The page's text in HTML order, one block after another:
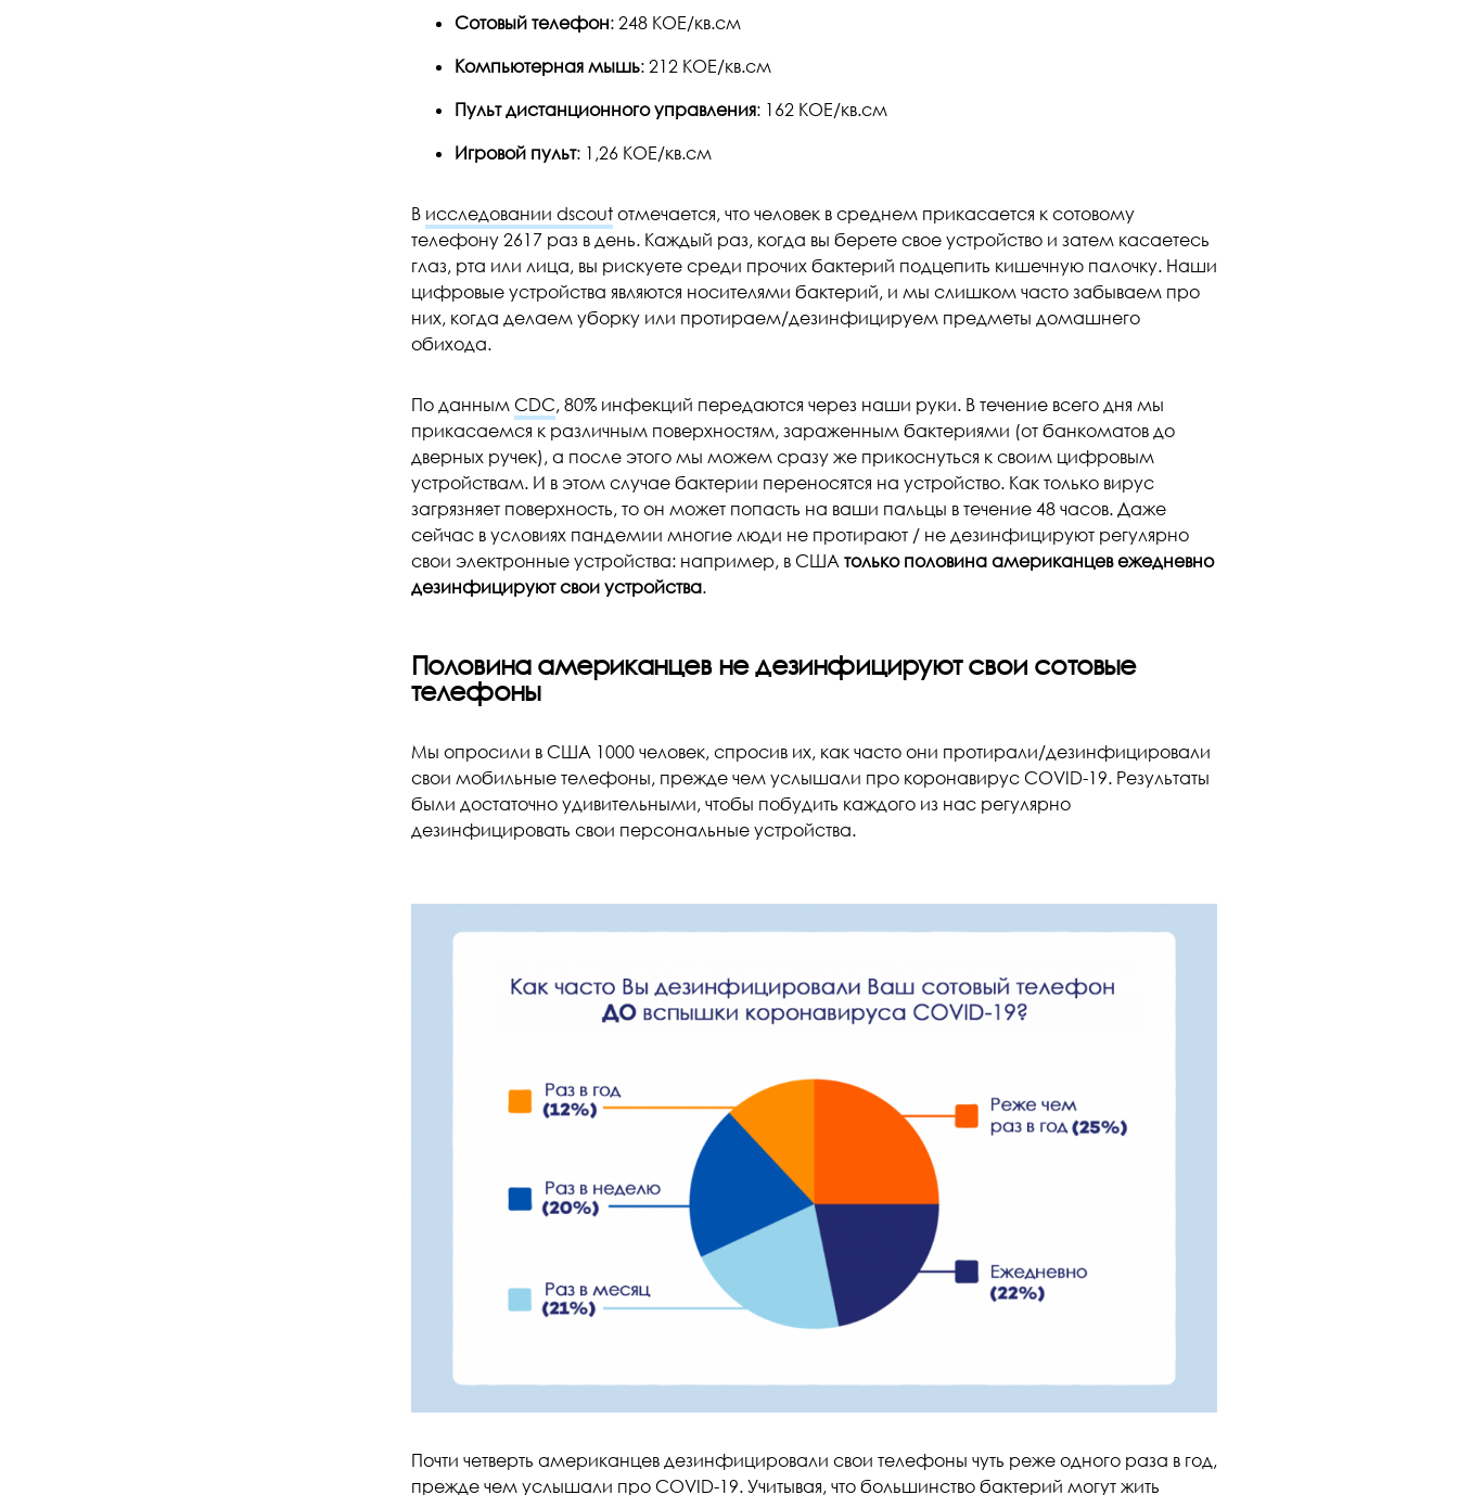
Сотовый телефон: 248 КОЕ/кв.см
Компьютерная мышь: 212 КОЕ/кв.см
Пульт дистанционного управления: 162 КОЕ/кв.см
Игровой пульт: 1,26 КОЕ/кв.см
В исследовании dscoutотмечается, что человек в среднем прикасается к сотовому
телефону 2617 раз в день. Каждый раз, когда вы берете свое устройство и затем касаетесь
глаз, рта или лица, вы рискуете среди прочих бактерий подцепить кишечную палочку. Наши
цифровые устройства являются носителями бактерий, и мы слишком часто забываем про
них, когда делаем уборку или протираем/дезинфицируем предметы домашнего
обихода.
По данным CDC, 80% инфекций передаются через наши руки. В течение всего дня мы
прикасаемся к различным поверхностям, зараженным бактериями (от банкоматов до
дверных ручек), а после этого мы можем сразу же прикоснуться к своим цифровым
устройствам. И в этом случае бактерии переносятся на устройство. Как только вирус
загрязняет поверхность, то он может попасть на ваши пальцы в течение 48 часов. Даже
сейчас в условиях пандемии многие люди не протирают / не дезинфицируют регулярно
свои электронные устройства: например, в США только половина американцев ежедневно
дезинфицируют свои устройства.
Половина американцев не дезинфицируют свои сотовые
телефоны
Мы опросили в США 1000 человек, спросив их, как часто они протирали/дезинфицировали
свои мобильные телефоны, прежде чем услышали про коронавирус COVID-19. Результаты
были достаточно удивительными, чтобы побудить каждого из нас регулярно
дезинфицировать свои персональные устройства.
Почти четверть американцев дезинфицировали свои телефоны чуть реже одного раза в год,
прежде чем услышали про COVID-19. Учитывая, что большинство бактерий могут жить